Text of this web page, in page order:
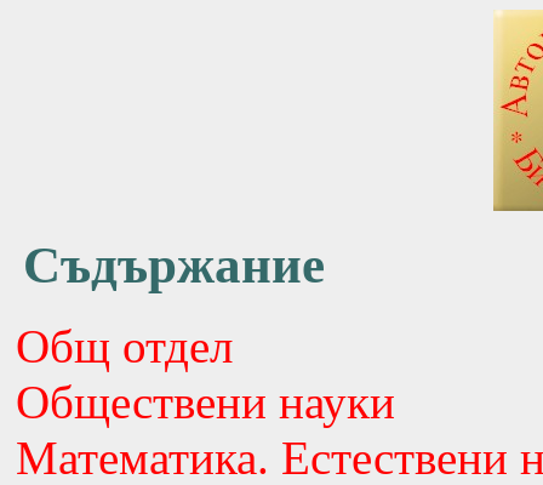
Съдържание
Общ отдел
Обществени науки
Математика. Естествени